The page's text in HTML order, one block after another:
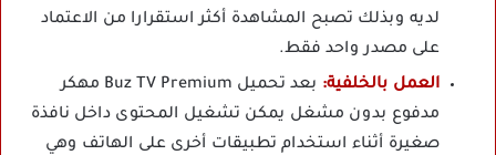
لديه وبذلك تصبح المشاهدة أكثر استقرارا من الاعتماد
على مصدر واحد فقط.
العمل بالخلفية:
بعد تحميل Buz TV Premium مهكر
مدفوع بدون مشغل يمكن تشغيل المحتوى داخل نافذة
صغيرة أثناء استخدام تطبيقات أخرى على الهاتف وهي